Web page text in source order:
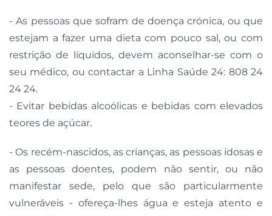
- As pessoas que sofram de doença crónica, ou que
estejam a fazer uma dieta com pouco sal, ou com
restrição de líquidos, devem aconselhar-se com o
seu médico, ou contactar a Linha Saúde 24: 808 24
24 24.
- Evitar bebidas alcoólicas e bebidas com elevados
teores de açúcar.
- Os recém-nascidos, as crianças, as pessoas idosas e
as pessoas doentes, podem não sentir, ou não
manifestar sede, pelo que são particularmente
vulneráveis - ofereça-lhes água e esteja atento e